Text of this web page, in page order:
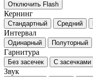
Отключить Flash
Кернинг
Стандартный Средний
Интервал
Одинарный Полуторный
Гарнитура
Без засечек С засечками
Звук